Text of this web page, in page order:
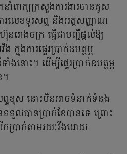
ាំពាក្យក្រសួងការងារបានគូស
រលេខទូរសព្ទ និងអត្តសញ្ញាណ
រោងចក្រ ធ្វើជាបញ្ជីផ្ដល់ឱ្យ
ងការផ្ទេរប្រាក់ឧបត្ថម្ភ
ងនោះ។ ដើម្បីផ្ទេរប្រាក់ឧបត្ថម្ភ
។
ទខុស នោះមិនអាចទំនាក់ទំនង
ទួលបានប្រាក់ខែបានទេ ព្រោះ
ប្រាក់តាមរយៈវីងដោយ